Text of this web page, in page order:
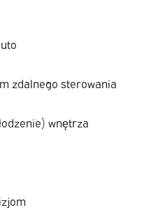
zdalnego sterowania
wnętrza